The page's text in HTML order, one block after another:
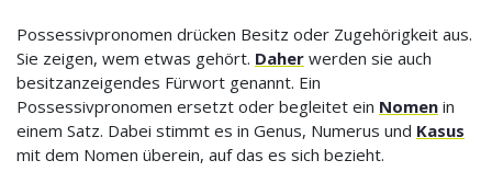
Possessivpronomen drücken Besitz oder Zugehörigkeit aus.
Sie zeigen, wem etwas gehört. Daher werden sie auch
besitzanzeigendes Fürwort genannt. Ein
Possessivpronomen ersetzt oder begleitet ein Nomen in
einem Satz. Dabei stimmt es in Genus, Numerus und Kasus
mit dem Nomen überein, auf das es sich bezieht.